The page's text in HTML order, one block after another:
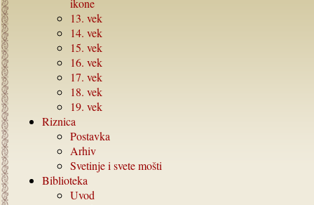
ikone
13. vek
14. vek
15. vek
16. vek
17. vek
18. vek
19. vek
Riznica
Postavka
Arhiv
Svetinje i svete mošti
Biblioteka
Uvod